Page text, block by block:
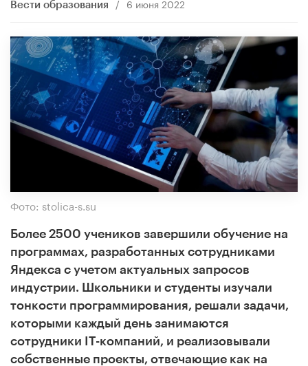
Вести образования / 6 июня 2022
Фото: stolica-s.su
Более 2500 учеников завершили обучение на
программах, разработанных сотрудниками
Яндекса с учетом актуальных запросов
индустрии. Школьники и студенты изучали
тонкости программирования, решали задачи,
которыми каждый день занимаются
сотрудники IT-компаний, и реализовывали
собственные проекты, отвечающие как на